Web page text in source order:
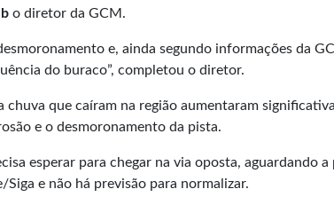
o diretor da GCM.
e, ainda segundo informações da
do buraco”, completou o diretor.
chuva que caíram na região aumentaram
e o desmoronamento da pista.
esperar para chegar na via oposta, aguardando a
e não há previsão para normalizar.